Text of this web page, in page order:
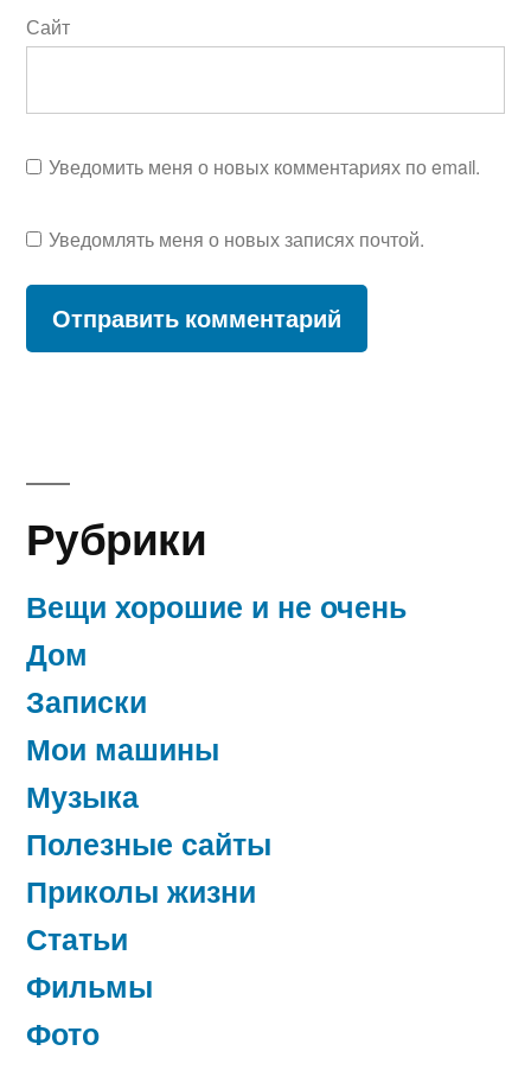
Сайт
Уведомить меня о новых комментариях по email.
Уведомлять меня о новых записях почтой.
Рубрики
Вещи хорошие и не очень
Дом
Записки
Мои машины
Музыка
Полезные сайты
Приколы жизни
Статьи
Фильмы
Фото